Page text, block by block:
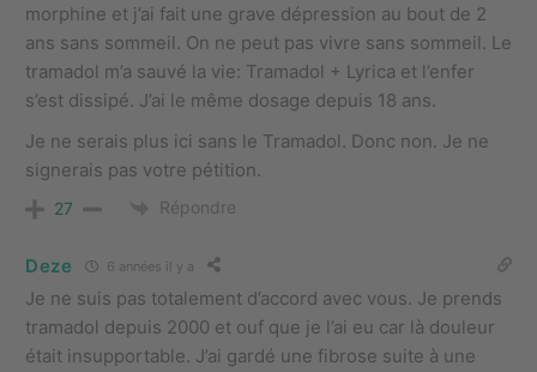
morphine et j’ai fait une grave dépression au bout de 2
ans sans sommeil. On ne peut pas vivre sans sommeil. Le
tramadol m’a sauvé la vie: Tramadol + Lyrica et l’enfer
s’est dissipé. J’ai le même dosage depuis 18 ans.
Je ne serais plus ici sans le Tramadol. Donc non. Je ne
signerais pas votre pétition.
27 Répondre
Deze 6 années il y a
Je ne suis pas totalement d’accord avec vous. Je prends
tramadol depuis 2000 et ouf que je l’ai eu car là douleur
était insupportable. J’ai gardé une fibrose suite à une